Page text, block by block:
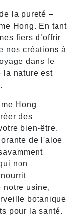
la pureté –
Hong. En tant
fiers d’offrir
nos créations à
dans le
la nature est
Hong
des
bien-être.
de l'aloe
non
notre usine,
botanique
pour la santé.